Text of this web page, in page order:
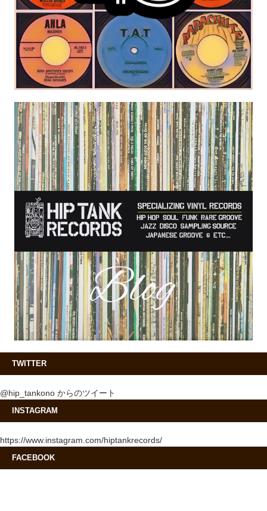
TWITTER
@hip_tankono からのツイート
INSTAGRAM
https://www.instagram.com/hiptankrecords/
FACEBOOK